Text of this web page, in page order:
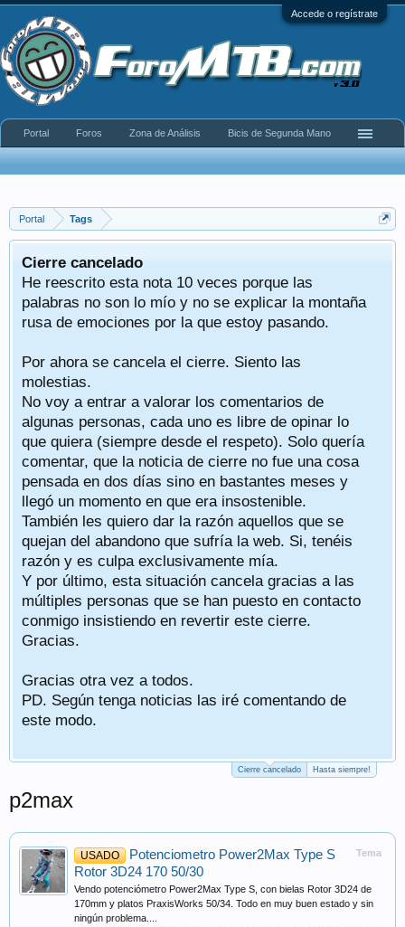
Accede o regístrate
Portal Tags
Cierre cancelado
He reescrito esta nota 10 veces porque las
palabras no son lo mío y no se explicar la montaña
rusa de emociones por la que estoy pasando.
Por ahora se cancela el cierre. Siento las
molestias.
No voy a entrar a valorar los comentarios de
algunas personas, cada uno es libre de opinar lo
que quiera (siempre desde el respeto). Solo quería
comentar, que la noticia de cierre no fue una cosa
pensada en dos días sino en bastantes meses y
llegó un momento en que era insostenible.
También les quiero dar la razón aquellos que se
quejan del abandono que sufría la web. Si, tenéis
razón y es culpa exclusivamente mía.
Y por último, esta situación cancela gracias a las
múltiples personas que se han puesto en contacto
conmigo insistiendo en revertir este cierre.
Gracias.
Gracias otra vez a todos.
PD. Según tenga noticias las iré comentando de
este modo.
Cierre cancelado Hasta siempre!
p2max
Tema
USADO
Potenciometro Power2Max Type S
Rotor 3D24 170 50/30
Vendo potenciómetro Power2Max Type S, con bielas Rotor 3D24 de
170mm y platos PraxisWorks 50/34. Todo en muy buen estado y sin
ningún problema....
Portal Foros Zona de Análisis Bicis de Segunda Mano